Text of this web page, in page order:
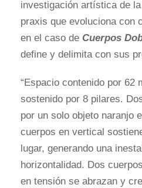
investigación artística de
praxis que evoluciona con
en el caso de Cuerpos
define y delimita con sus
“Espacio contenido por 62
sostenido por 8 pilares.
por un solo objeto naranjo
cuerpos en vertical
lugar, generando una
horizontalidad. Dos
en tensión se abrazan y